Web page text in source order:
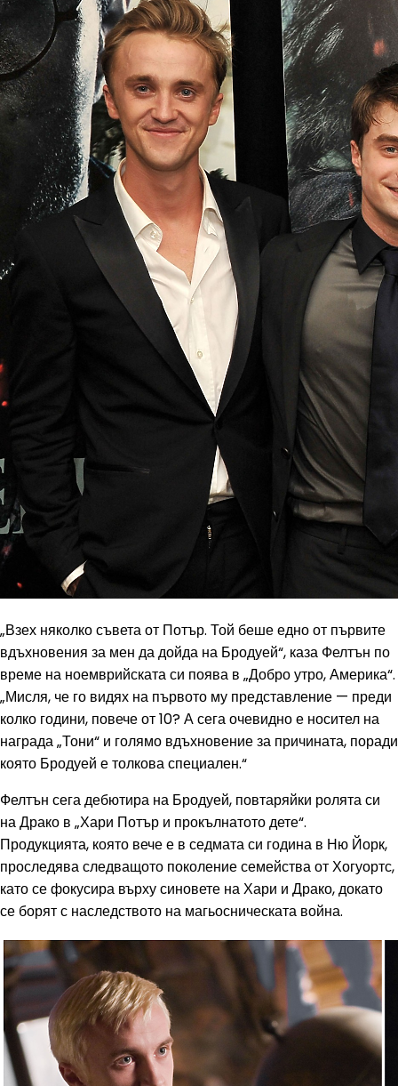
„Взех няколко съвета от Потър. Той беше едно от първите
вдъхновения за мен да дойда на Бродуей“, каза Фелтън по
време на ноемврийската си поява в „Добро утро, Америка“.
„Мисля, че го видях на първото му представление — преди
колко години, повече от 10? А сега очевидно е носител на
награда „Тони“ и голямо вдъхновение за причината, поради
която Бродуей е толкова специален.“
Фелтън сега дебютира на Бродуей, повтаряйки ролята си
на Драко в „Хари Потър и прокълнатото дете“.
Продукцията, която вече е в седмата си година в Ню Йорк,
проследява следващото поколение семейства от Хогуортс,
като се фокусира върху синовете на Хари и Драко, докато
се борят с наследството на магьосническата война.